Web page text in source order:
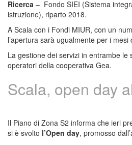
Ricerca – Fondo SIEI (Sistema
istruzione), riparto 2018.
A Scala con i Fondi MIUR, con un
l’apertura sarà ugualmente per i mesi
La gestione dei servizi in entrambe le
operatori della cooperativa Gea.
Scala, open day
Il Piano di Zona S2 informa che ieri
si è svolto l’Open day, promosso